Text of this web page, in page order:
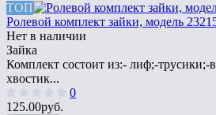
ТОП
Ролевой комплект зайки, модель
Нет в наличии
Зайка
Комплект состоит из:- лиф;-
хвостик...
0
125.00руб.